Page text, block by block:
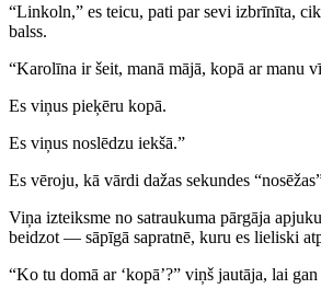
“Linkoln,” es teicu, pati par sevi izbrīnīta,
balss.
“Karolīna ir šeit, manā mājā, kopā ar manu
Es viņus pieķēru kopā.
Es viņus noslēdzu iekšā.”
Es vēroju, kā vārdi dažas sekundes
Viņa izteiksme no satraukuma pārgāja
beidzot — sāpīgā sapratnē, kuru es lieliski
“Ko tu domā ar ‘kopā’?” viņš jautāja, lai